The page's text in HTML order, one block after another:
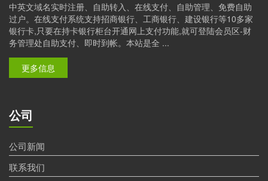
中英文域名实时注册、自助转入、在线支付、自助管理、免费自助
过户。在线支付系统支持招商银行、工商银行、建设银行等10多家
银行卡,只要在持卡银行柜台开通网上支付功能,就可登陆会员区-财
务管理处自助支付、即时到帐。本站是全 ...
更多信息
公司
公司新闻
联系我们